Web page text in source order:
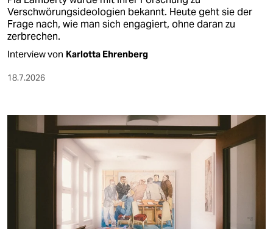
Verschwörungsideologien bekannt. Heute geht sie der
Frage nach, wie man sich engagiert, ohne daran zu
zerbrechen.
Interview von Karlotta Ehrenberg
18.7.2026